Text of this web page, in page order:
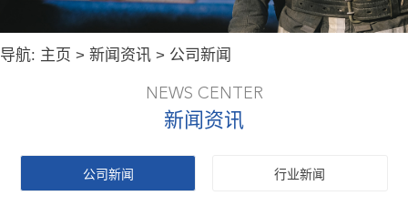
导航: 主页 > 新闻资讯 > 公司新闻
NEWS CENTER
新闻资讯
公司新闻 行业新闻